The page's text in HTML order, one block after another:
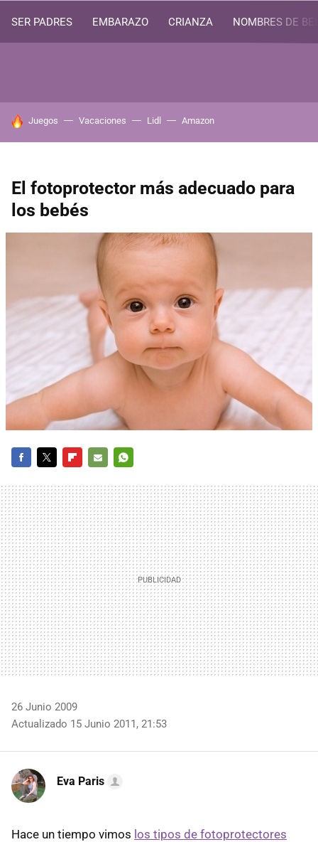
SER PADRES EMBARAZO CRIANZA NOMBRES DE
HOY SE HABLA DE
Juegos Vacaciones Lidl Amazon
El fotoprotector más adecuado para
los bebés
MAIL
26 Junio 2009
Actualizado 15 Junio 2011, 21:53
Eva Paris
Hace un tiempo vimos los tipos de fotoprotectores